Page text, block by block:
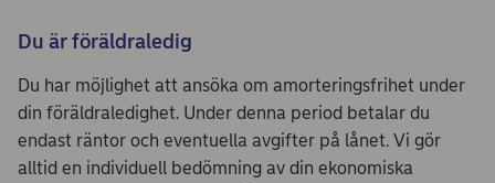
Du är föräldraledig
Du har möjlighet att ansöka om amorteringsfrihet under
din föräldraledighet. Under denna period betalar du
endast räntor och eventuella avgifter på lånet. Vi gör
alltid en individuell bedömning av din ekonomiska